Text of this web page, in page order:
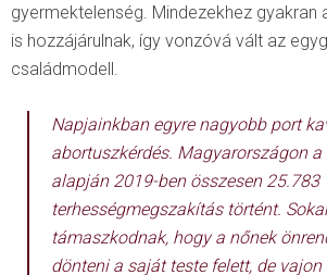
gyermektelenség. Mindezekhez gyakran
is hozzájárulnak, így vonzóvá vált az
családmodell.
Napjainkban egyre nagyobb port
abortuszkérdés. Magyarországon a
alapján 2019-ben összesen 25.783
terhességmegszakítás történt.
támaszkodnak, hogy a nőnek
dönteni a saját teste felett, de vajon